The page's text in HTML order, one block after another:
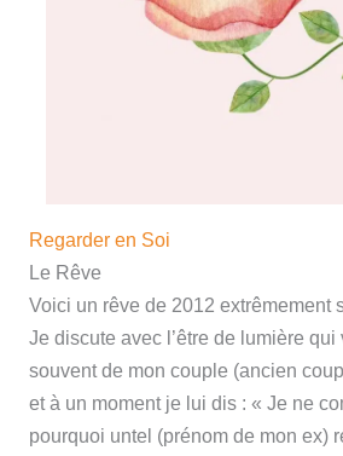
Regarder en Soi
Le Rêve
Voici un rêve de 2012 extrêmement
Je discute avec l’être de lumière qui
souvent de mon couple (ancien
et à un moment je lui dis : « Je ne
pourquoi untel (prénom de mon ex)